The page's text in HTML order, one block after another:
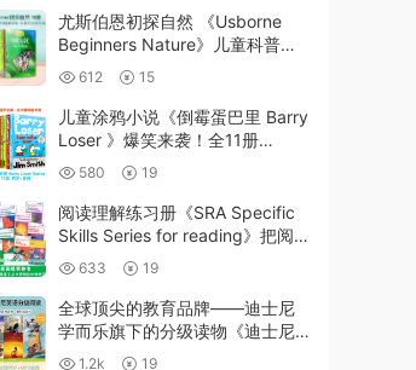
尤斯伯恩初探自然 《Usborne
Beginners Nature》儿童科普入
门书籍 6-12岁 10册PDF
612 15
儿童涂鸦小说《倒霉蛋巴里 Barry
Loser 》爆笑来袭！全11册
PDF+电子书版+音频
580 19
阅读理解练习册《SRA Specific
Skills Series for reading》把阅
读理解细分成9个专项训练！
633 19
全球顶尖的教育品牌——迪士尼
学而乐旗下的分级读物《迪士尼
英语分级绘本》，共150册
1.2k 19